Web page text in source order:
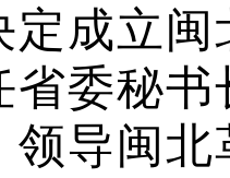
定成立
省委秘
领导闽